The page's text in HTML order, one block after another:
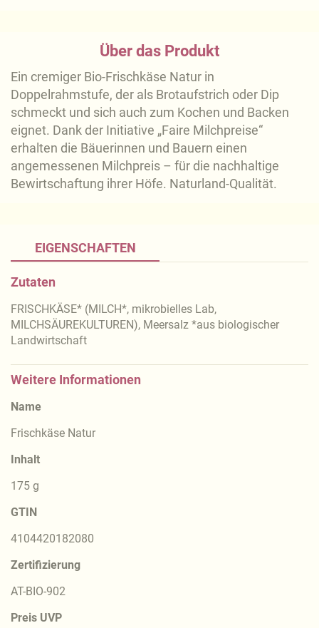
Über das Produkt
Ein cremiger Bio-Frischkäse Natur in
Doppelrahmstufe, der als Brotaufstrich oder Dip
schmeckt und sich auch zum Kochen und Backen
eignet. Dank der Initiative „Faire Milchpreise“
erhalten die Bäuerinnen und Bauern einen
angemessenen Milchpreis – für die nachhaltige
Bewirtschaftung ihrer Höfe. Naturland-Qualität.
EIGENSCHAFTEN
Zutaten
FRISCHKÄSE* (MILCH*, mikrobielles Lab,
MILCHSÄUREKULTUREN), Meersalz *aus biologischer
Landwirtschaft
Weitere Informationen
Name
Frischkäse Natur
Inhalt
175 g
GTIN
4104420182080
Zertifizierung
AT-BIO-902
Preis UVP